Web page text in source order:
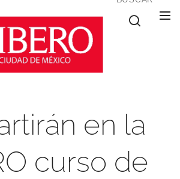
en la
curso de